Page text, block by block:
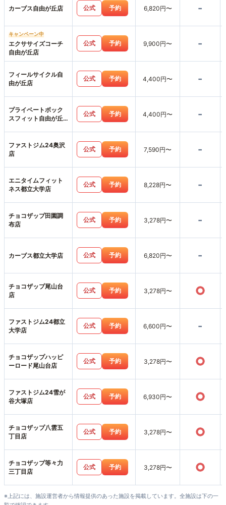
カーブス自由が丘店 公式 予約 6,820円〜 -
キャンペーン中
エクササイズコーチ
自由が丘店
公式 予約 9,900円〜 -
フィールサイクル自
由が丘店
公式 予約 4,400円〜 -
プライベートボック
スフィット自由が丘
公式 予約 4,400円〜 -
ファストジム24奥沢
店
公式 予約 7,590円〜 -
エニタイムフィット
ネス都立大学店
公式 予約 8,228円〜 -
チョコザップ田園調
布店
公式 予約 3,278円〜 -
カーブス都立大学店 公式 予約 6,820円〜 -
チョコザップ尾山台
店
公式 予約 3,278円〜 ○
ファストジム24都立
大学店
公式 予約 6,600円〜 -
チョコザップハッピ
ーロード尾山台店
公式 予約 3,278円〜 ○
ファストジム24雪が
谷大塚店
公式 予約 6,930円〜 ○
チョコザップ八雲五
丁目店
公式 予約 3,278円〜 ○
チョコザップ等々力
三丁目店
公式 予約 3,278円〜 ○
※上記には、施設運営者から情報提供のあった施設を掲載しています。全施設は下の一